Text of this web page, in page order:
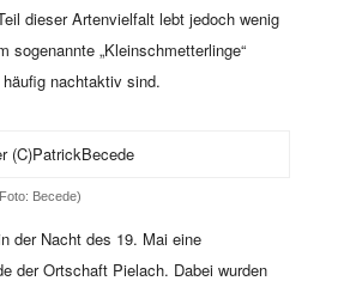
dieser Artenvielfalt lebt jedoch wenig
sogenannte „Kleinschmetterlinge“
nachtaktiv sind.
Becede)
der Nacht des 19. Mai eine
der Ortschaft Pielach. Dabei wurden